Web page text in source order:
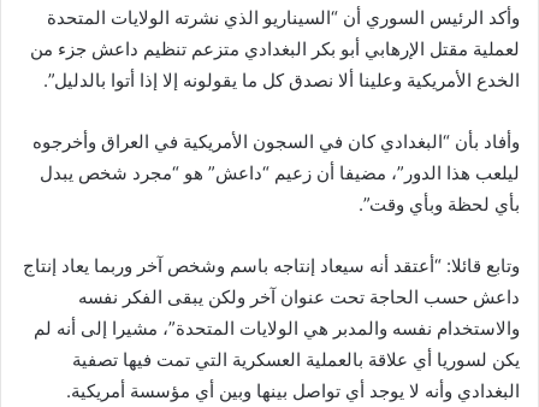
وأكد الرئيس السوري أن “السيناريو الذي نشرته الولايات المتحدة
لعملية مقتل الإرهابي أبو بكر البغدادي متزعم تنظيم داعش جزء من
الخدع الأمريكية وعلينا ألا نصدق كل ما يقولونه إلا إذا أتوا بالدليل”.
وأفاد بأن “البغدادي كان في السجون الأمريكية في العراق وأخرجوه
ليلعب هذا الدور”، مضيفا أن زعيم “داعش” هو “مجرد شخص يبدل
بأي لحظة وبأي وقت”.
وتابع قائلا: “أعتقد أنه سيعاد إنتاجه باسم وشخص آخر وربما يعاد إنتاج
داعش حسب الحاجة تحت عنوان آخر ولكن يبقى الفكر نفسه
والاستخدام نفسه والمدبر هي الولايات المتحدة”، مشيرا إلى أنه لم
يكن لسوريا أي علاقة بالعملية العسكرية التي تمت فيها تصفية
البغدادي وأنه لا يوجد أي تواصل بينها وبين أي مؤسسة أمريكية.